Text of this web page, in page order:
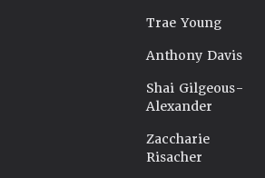
Trae Young
Anthony Davis
Shai Gilgeous-
Alexander
Zaccharie
Risacher